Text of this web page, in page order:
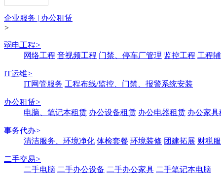
企业服务 | 办公租赁
>
弱电工程>
网络工程 音视频工程 门禁、停车厂管理 监控工程 工程
IT运维>
IT网管服务 工程布线/监控、门禁、报警系统安装
办公租赁>
电脑、笔记本租赁 办公设备租赁 办公电器租赁 办公家具
事务代办>
清洁服务、环境净化 体检套餐 环境装修 团建拓展 财税
二手交易>
二手电脑 二手办公设备 二手办公家具 二手笔记本电脑